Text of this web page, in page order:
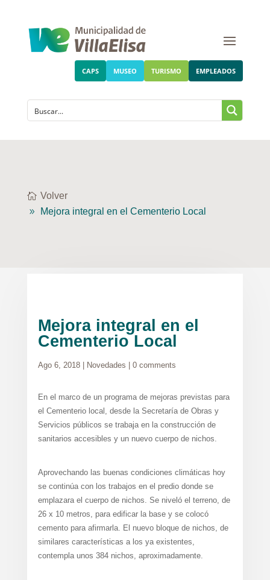
CAPS MUSEO TURISMO EMPLEADOS
Volver
Mejora integral en el Cementerio Local
Mejora integral en el
Cementerio Local
Ago 6, 2018| Novedades 0 comments
En el marco de un programa de mejoras previstas para
el Cementerio local, desde la Secretaría de Obras y
Servicios públicos se trabaja en la construcción de
sanitarios accesibles y un nuevo cuerpo de nichos.
Aprovechando las buenas condiciones climáticas hoy
se continúa con los trabajos en el predio donde se
emplazara el cuerpo de nichos. Se niveló el terreno, de
26 x 10 metros, para edificar la base y se colocó
cemento para afirmarla. El nuevo bloque de nichos, de
similares características a los ya existentes,
contempla unos 384 nichos, aproximadamente.